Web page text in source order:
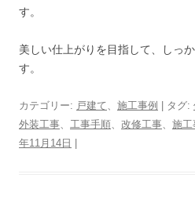
す。
美しい仕上がりを目指して、しっ
す。
カテゴリー: 戸建て、 施工事例 | タグ:
外装工事、 工事手順、 改修工事、 施工
年11月14日